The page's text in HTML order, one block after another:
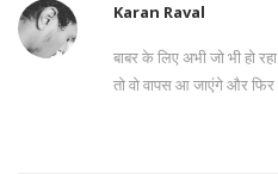
Karan Raval
बाबर के लिए अभी जो भी हो
तो वो वापस आ जाएंगे और